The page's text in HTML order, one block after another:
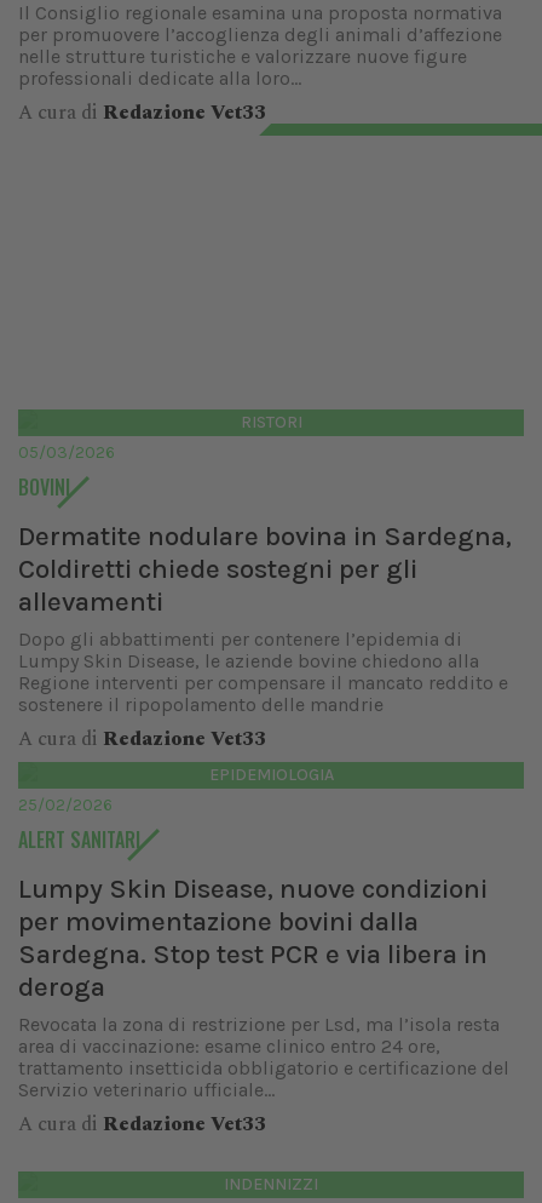
Il Consiglio regionale esamina una proposta normativa
per promuovere l’accoglienza degli animali d’affezione
nelle strutture turistiche e valorizzare nuove figure
professionali dedicate alla loro...
A cura di Redazione Vet33
RISTORI
05/03/2026
BOVINI
Dermatite nodulare bovina in Sardegna,
Coldiretti chiede sostegni per gli
allevamenti
Dopo gli abbattimenti per contenere l’epidemia di
Lumpy Skin Disease, le aziende bovine chiedono alla
Regione interventi per compensare il mancato reddito e
sostenere il ripopolamento delle mandrie
A cura di Redazione Vet33
EPIDEMIOLOGIA
25/02/2026
ALERT SANITARI
Lumpy Skin Disease, nuove condizioni
per movimentazione bovini dalla
Sardegna. Stop test PCR e via libera in
deroga
Revocata la zona di restrizione per Lsd, ma l’isola resta
area di vaccinazione: esame clinico entro 24 ore,
trattamento insetticida obbligatorio e certificazione del
Servizio veterinario ufficiale...
A cura di Redazione Vet33
INDENNIZZI